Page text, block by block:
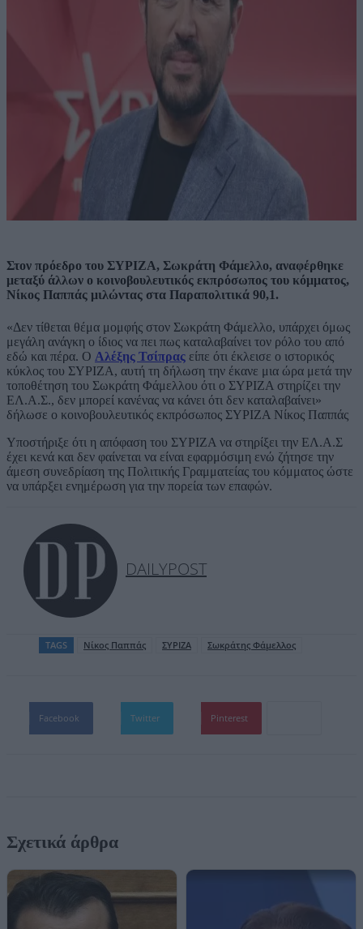
Στον πρόεδρο του ΣΥΡΙΖΑ, Σωκράτη Φάμελλο, αναφέρθηκε
μεταξύ άλλων ο κοινοβουλευτικός εκπρόσωπος του κόμματος,
Νίκος Παππάς μιλώντας στα Παραπολιτικά 90,1.
«Δεν τίθεται θέμα μομφής στον Σωκράτη Φάμελλο, υπάρχει όμως
μεγάλη ανάγκη ο ίδιος να πει πως καταλαβαίνει τον ρόλο του από
εδώ και πέρα. Ο Αλέξης Τσίπρας είπε ότι έκλεισε ο ιστορικός
κύκλος του ΣΥΡΙΖΑ, αυτή τη δήλωση την έκανε μια ώρα μετά την
τοποθέτηση του Σωκράτη Φάμελλου ότι ο ΣΥΡΙΖΑ στηρίζει την
ΕΛ.Α.Σ., δεν μπορεί κανένας να κάνει ότι δεν καταλαβαίνει»
δήλωσε ο κοινοβουλευτικός εκπρόσωπος ΣΥΡΙΖΑ Νίκος Παππάς
Υποστήριξε ότι η απόφαση του ΣΥΡΙΖΑ να στηρίξει την ΕΛ.Α.Σ
έχει κενά και δεν φαίνεται να είναι εφαρμόσιμη ενώ ζήτησε την
άμεση συνεδρίαση της Πολιτικής Γραμματείας του κόμματος ώστε
να υπάρξει ενημέρωση για την πορεία των επαφών.
DAILYPOST
TAGS Νίκος Παππάς ΣΥΡΙΖΑ Σωκράτης Φάμελλος
Facebook Twitter Pinterest
Σχετικά άρθρα